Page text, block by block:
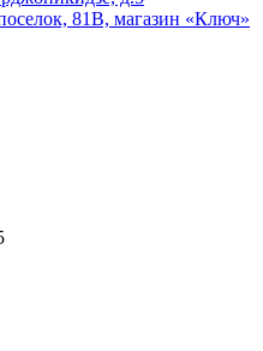
81В, магазин «Ключ»